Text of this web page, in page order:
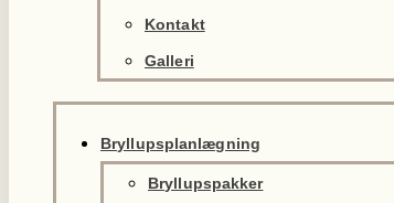
Kontakt
Galleri
Bryllupsplanlægning
Bryllupspakker